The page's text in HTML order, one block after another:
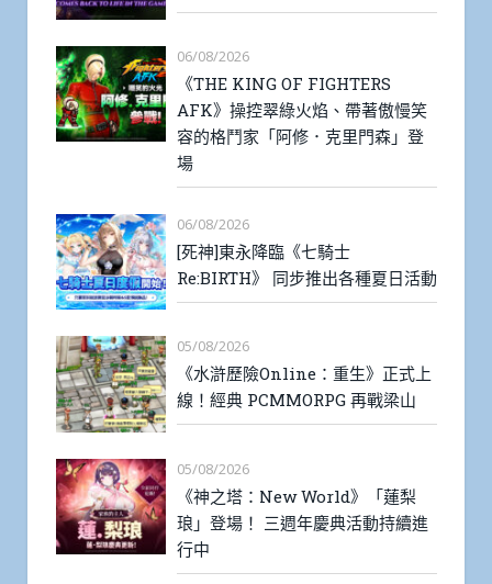
06/08/2026
《THE KING OF FIGHTERS
AFK》操控翠綠火焰、帶著傲慢笑
容的格鬥家「阿修．克里門森」登
場
06/08/2026
[死神]東永降臨《七騎士
Re:BIRTH》 同步推出各種夏日活動
05/08/2026
《水滸歷險Online：重生》正式上
線！經典 PCMMORPG 再戰梁山
05/08/2026
《神之塔：New World》「蓮梨
琅」登場！ 三週年慶典活動持續進
行中